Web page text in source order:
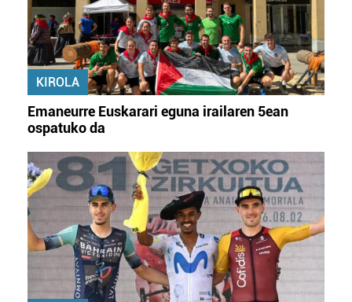
KIROLA
Emaneurre Euskarari eguna irailaren 5ean
ospatuko da